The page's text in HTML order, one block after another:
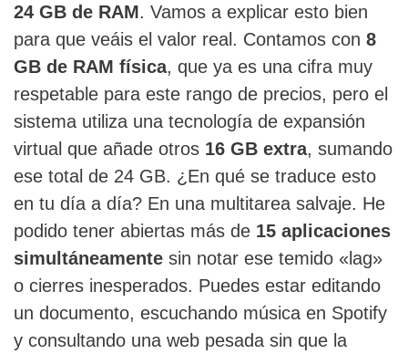
24 GB de RAM. Vamos a explicar esto bien
para que veáis el valor real. Contamos con 8
GB de RAM física, que ya es una cifra muy
respetable para este rango de precios, pero el
sistema utiliza una tecnología de expansión
virtual que añade otros 16 GB extra, sumando
ese total de 24 GB. ¿En qué se traduce esto
en tu día a día? En una multitarea salvaje. He
podido tener abiertas más de 15 aplicaciones
simultáneamente sin notar ese temido «lag»
o cierres inesperados. Puedes estar editando
un documento, escuchando música en Spotify
y consultando una web pesada sin que la